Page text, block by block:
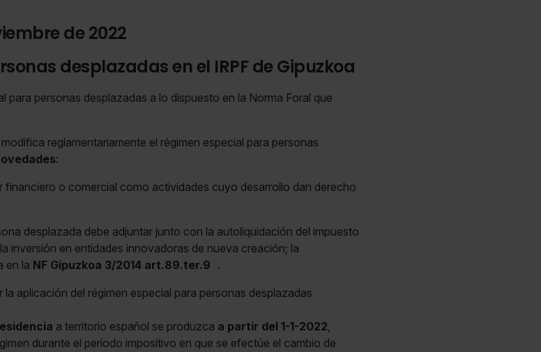
de 2022
desplazadas en el IRPF de Gipuzkoa
para personas desplazadas a lo dispuesto en la Norma Foral que
modifica reglamentariamente el régimen especial para personas
:
financiero o comercial como actividades cuyo desarrollo dan derecho
desplazada debe adjuntar junto con la autoliquidación del impuesto
inversión en entidades innovadoras de nueva creación; la
en la NF Gipuzkoa 3/2014 art.89.ter.9 .
la aplicación del régimen especial para personas desplazadas
a territorio español se produzca a partir del 1-1-2022,
durante el período impositivo en que se efectúe el cambio de